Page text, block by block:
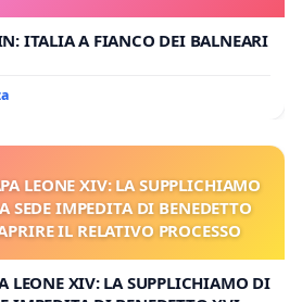
ITALIA A FIANCO DEI BALNEARI
LEONE XIV: LA SUPPLICHIAMO
SEDE IMPEDITA DI BENEDETTO
IL RELATIVO PROCESSO
LEONE XIV: LA SUPPLICHIAMO DI